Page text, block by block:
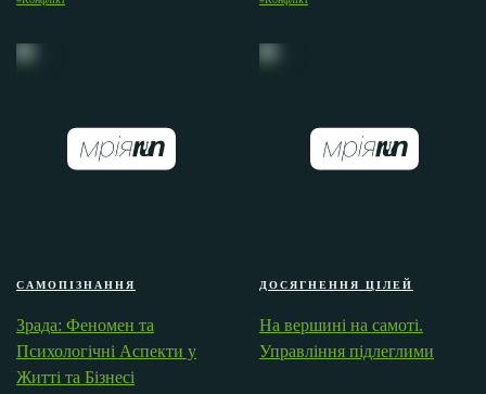
САМОПІЗНАННЯ
Зрада: Феномен та
Психологічні Аспекти у
Житті та Бізнесі
ДОСЯГНЕННЯ ЦІЛЕЙ
На вершині на самоті.
Управління підлеглими